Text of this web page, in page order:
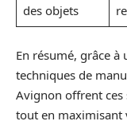
des objets
En résumé, grâce à
techniques de
Avignon offrent ces
tout en maximisant